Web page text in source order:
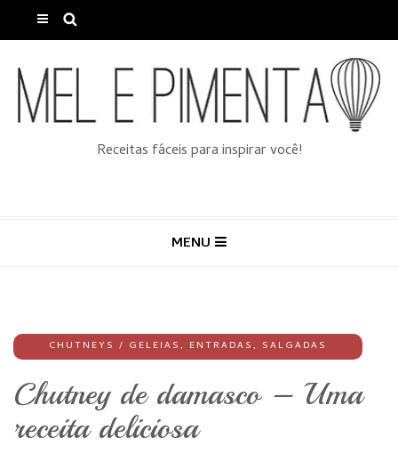
Receitas fáceis para inspirar você!
MENU
CHUTNEYS / GELEIAS, ENTRADAS, SALGADAS
Chutney de damasco – Uma
receita deliciosa